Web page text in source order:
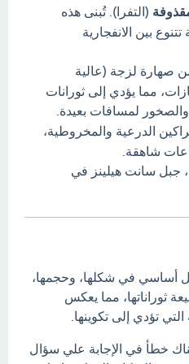
(التفرا). تُبنى هذه
بين الانفجارية
صهارة لزجة (عالية
مما يؤدي إلى ثورانات
لمسافات بعيدة.
الدرعية والمخروطية،
شاهقة.
جبل سانت هيلينز في
أساسي في شكلها، وحجمها،
ثوراناتها، مما يعكس
تؤدي إلى تكوينها.
خطأ في الإجابة علي سؤال